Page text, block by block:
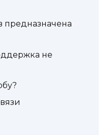
предназначена
не